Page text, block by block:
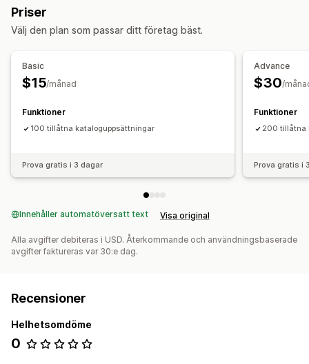
Filtrering
Skapande av produktserier
Segment
Priser
Välj den plan som passar ditt företag bäst.
Basic
$15/månad
Funktioner
100 tillåtna kataloguppsättningar
Prova gratis i 3 dagar
Advance
$30/
Funktioner
200 tillåtna
Prova gratis i
Innehåller automatöversatt text Visa original
Alla avgifter debiteras i USD. Återkommande och användningsbaserade
avgifter faktureras var 30:e dag.
Recensioner
Helhetsomdöme
0